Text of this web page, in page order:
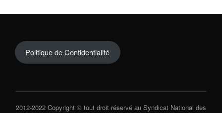
Politique de Confidentialité
2012-2022 Copyright © tout droit réservé au Syndicat National des